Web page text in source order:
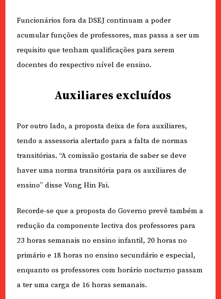
Funcionários fora da DSEJ continuam a poder
acumular funções de professores, mas passa a ser um
requisito que tenham qualificações para serem
docentes do respectivo nível de ensino.
Auxiliares excluídos
Por outro lado, a proposta deixa de fora auxiliares,
tendo a assessoria alertado para a falta de normas
transitórias. “A comissão gostaria de saber se deve
haver uma norma transitória para os auxiliares de
ensino” disse Vong Hin Fai.
Recorde-se que a proposta do Governo prevê também a
redução da componente lectiva dos professores para
23 horas semanais no ensino infantil, 20 horas no
primário e 18 horas no ensino secundário e especial,
enquanto os professores com horário nocturno passam
a ter uma carga de 16 horas semanais.